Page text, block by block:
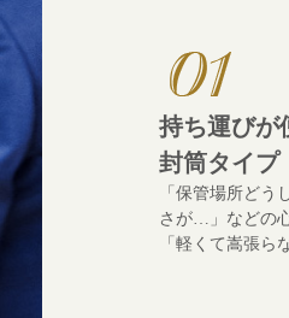
持ち運びが
封筒タイプ
「保管場所ど
さが…」などの
「軽くて嵩張ら